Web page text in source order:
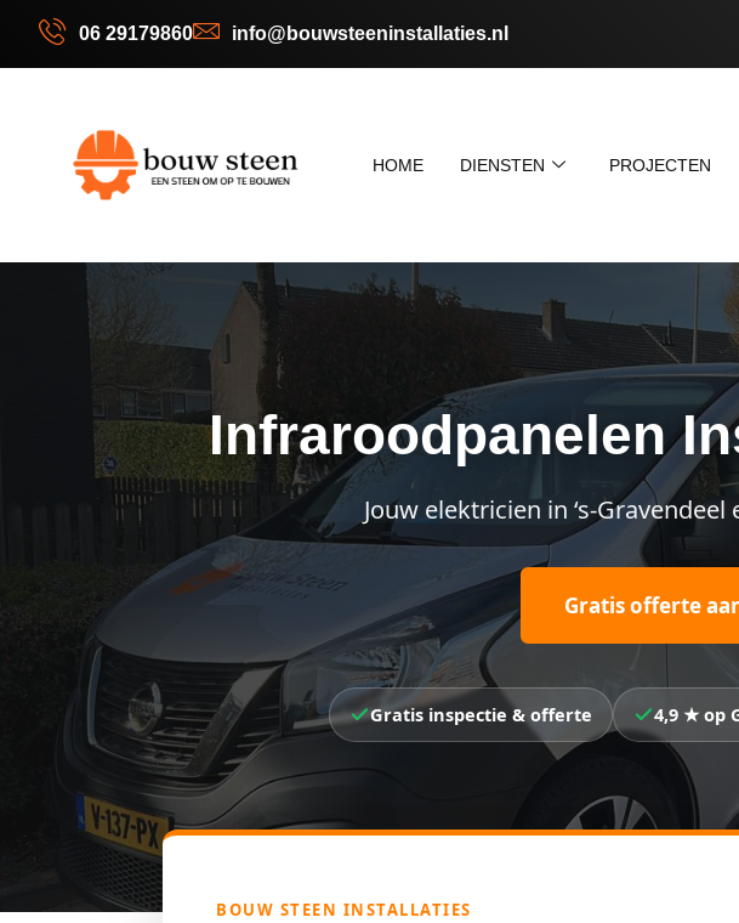
06 29179860 info@bouwsteeninstallaties.nl
HOME DIENSTEN PROJECTEN
Infraroodpanelen
Jouw elektricien in ‘s-
Gratis offerte
Gratis inspectie & offerte 4,9 ★ op
BOUW STEEN INSTALLATIES